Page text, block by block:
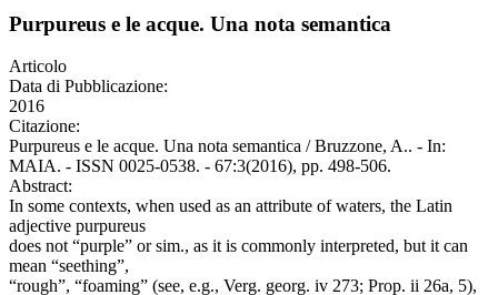
Purpureus e le acque. Una nota semantica
Articolo
Data di Pubblicazione:
2016
Citazione:
Purpureus e le acque. Una nota semantica / Bruzzone, A.. - In:
MAIA. - ISSN 0025-0538. - 67:3(2016), pp. 498-506.
Abstract:
In some contexts, when used as an attribute of waters, the Latin
adjective purpureus
does not “purple” or sim., as it is commonly interpreted, but it can
mean “seething”,
“rough”, “foaming” (see, e.g., Verg. georg. iv 273; Prop. ii 26a, 5),